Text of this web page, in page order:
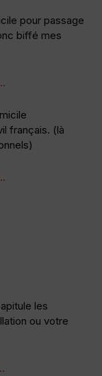
pour passage
biffé mes
français. (là
les
ou votre